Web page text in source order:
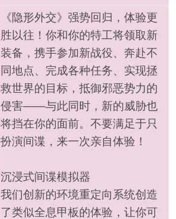
《隐形外交》强势回归，体验更
胜以往！你和你的特工将领取新
装备，携手参加新战役、奔赴不
同地点、完成各种任务、实现拯
救世界的目标，抵御邪恶势力的
侵害——与此同时，新的威胁也
将挡在你的面前。不要满足于只
扮演间谍，来一次亲自体验！
沉浸式间谍模拟器
我们创新的环境重定向系统创造
了类似全息甲板的体验，让你可